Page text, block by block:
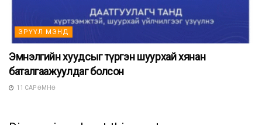
ЭРҮҮЛ МЭНД
Эмнэлгийн хуудсыг түргэн шуурхай хянан
баталгаажуулдаг болсон
11 САР ӨМНӨ